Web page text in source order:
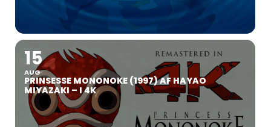
15
AUG
PRINSESSE MONONOKE (1997) AF HAYAO
MIYAZAKI – I 4K